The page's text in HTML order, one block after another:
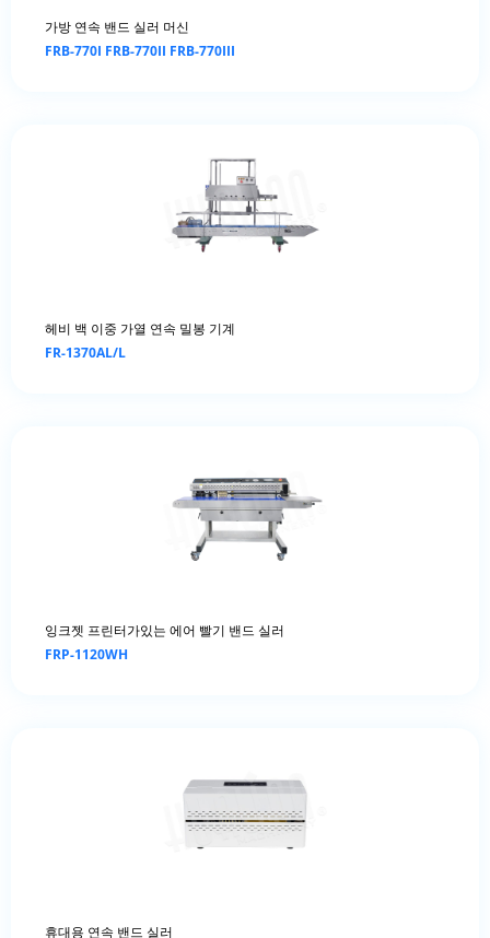
가방 연속 밴드 실러 머신
FRB-770I FRB-770II FRB-770III
헤비 백 이중 가열 연속 밀봉 기계
FR-1370AL/L
잉크젯 프린터가있는 에어 빨기 밴드 실러
FRP-1120WH
휴대용 연속 밴드 실러